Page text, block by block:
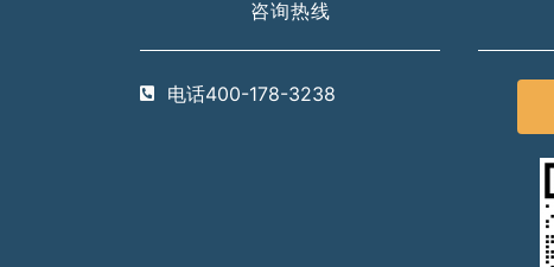
咨询热线
电话400-178-3238